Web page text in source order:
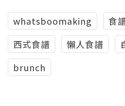
whatsboomaking 食
西式食譜
懶人食譜
brunch